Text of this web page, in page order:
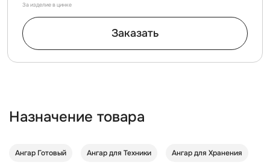
За изделие в цинке
Заказать
Назначение товара
Ангар Готовый Ангар для Техники Ангар для Хранения